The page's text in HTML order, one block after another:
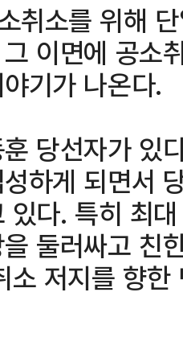
취소를 위해
이면에 공소
기가 나온다.
당선자가 있
하게 되면서
있다. 특히 최
둘러싸고 친
소 저지를 향